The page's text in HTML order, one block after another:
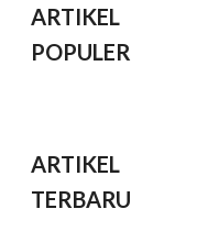
ARTIKEL
POPULER
ARTIKEL
TERBARU